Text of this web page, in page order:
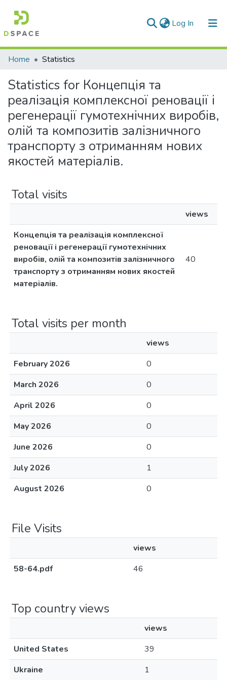
Log In (current)
Communities & Collections
All of DSpace
Home Statistics
Statistics for Концепція та
реалізація комплексної реновації і
регенерації гумотехнічних виробів,
олій та композитів залізничного
транспорту з отриманням нових
якостей матеріалів.
Total visits
views
Концепція та реалізація комплексної
реновації і регенерації гумотехнічних
виробів, олій та композитів залізничного
транспорту з отриманням нових якостей
матеріалів.
40
Total visits per month
views
February 2026
0
March 2026
0
April 2026
0
May 2026
0
June 2026
0
July 2026
1
August 2026
0
File Visits
views
58-64.pdf
46
Top country views
views
United States
39
Ukraine
1